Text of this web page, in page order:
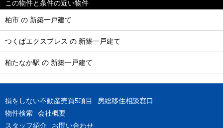
この物件と条件の近い物件
柏市 の 新築一戸建て
つくばエクスプレス の 新築一戸建て
柏たなか駅 の 新築一戸建て
損をしない不動産売買5項目
房総移住相談窓口
物件検索
会社概要
スタッフ紹介
お問い合わせ